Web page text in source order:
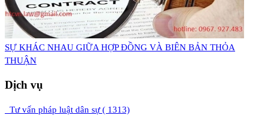
​SỰ KHÁC NHAU GIỮA HỢP ĐỒNG VÀ BIÊN BẢN THỎA
THUẬN
Dịch vụ
Tư vấn pháp luật dân sự ( 1313)